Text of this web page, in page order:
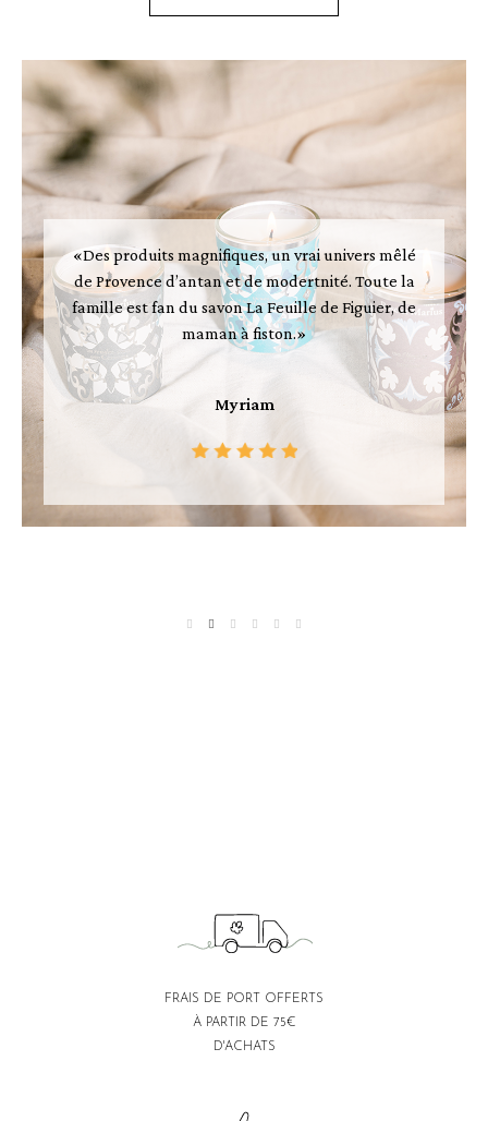
«Des produits magnifiques, un vrai univers mêlé
de Provence d’antan et de modertnité. Toute la
famille est fan du savon La Feuille de Figuier, de
maman à fiston.»
Myriam
FRAIS DE PORT OFFERTS
À PARTIR DE 75€
D'ACHATS